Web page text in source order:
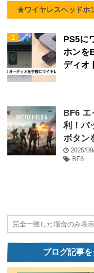
★ワイヤレスヘッドホ
1
PS5に
ホンを
ディオ
BF6 エ
利！パ
ボタン
2025/
BF6
ブログ記事